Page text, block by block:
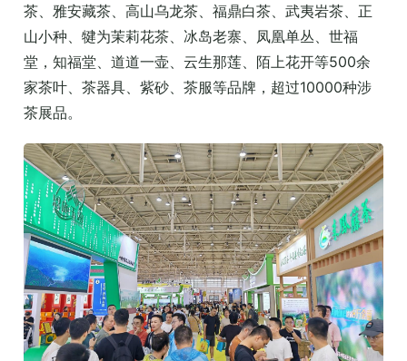
茶、雅安藏茶、高山乌龙茶、福鼎白茶、武夷岩茶、正
山小种、犍为茉莉花茶、冰岛老寨、凤凰单丛、世福
堂，知福堂、道道一壶、云生那莲、陌上花开等500余
家茶叶、茶器具、紫砂、茶服等品牌，超过10000种涉
茶展品。